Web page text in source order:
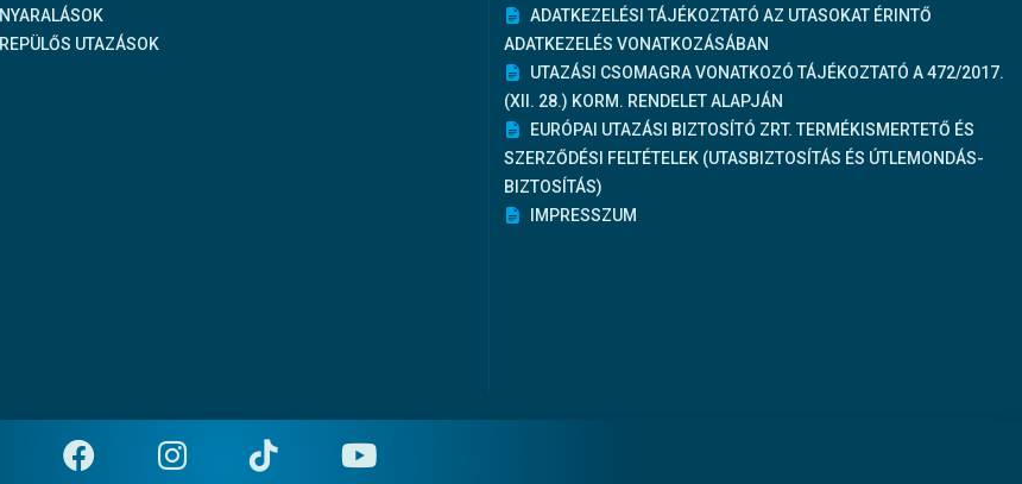
NYARALÁSOK
REPÜLŐS UTAZÁSOK
ADATKEZELÉSI TÁJÉKOZTATÓ AZ UTASOKAT ÉRINTŐ
ADATKEZELÉS VONATKOZÁSÁBAN
UTAZÁSI CSOMAGRA VONATKOZÓ TÁJÉKOZTATÓ A 472/2017.
(XII. 28.) KORM. RENDELET ALAPJÁN
EURÓPAI UTAZÁSI BIZTOSÍTÓ ZRT. TERMÉKISMERTETŐ ÉS
SZERZŐDÉSI FELTÉTELEK (UTASBIZTOSÍTÁS ÉS ÚTLEMONDÁS-
BIZTOSÍTÁS)
IMPRESSZUM